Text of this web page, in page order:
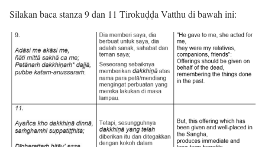
Silakan baca stanza 9 dan 11 Tirokuḍḍa Vatthu di bawah ini: